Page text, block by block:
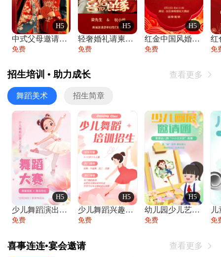
H5
中式父母邀请函婚礼结婚请柬请贴父母邀请方
免费
H5
轻奢婚礼请柬婚礼邀请函结婚照请帖
免费
H5
红金中国风婚礼请柬出阁喜宴嫁女请帖出阁宴
免费 免
招生培训 • 助力成长 查看更多 
舞蹈美术 招生简章
H5
少儿舞蹈演出舞蹈比赛跳舞大赛文艺汇演活动
免费
H5
少儿舞蹈兴趣班艺术培训学校招生宣传
免费
H5
幼儿园少儿艺术展览绘画展摄影作品展美术展
免费 免
喜事连连•宴会邀请 查看更多 